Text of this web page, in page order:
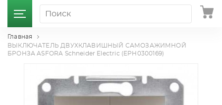
Главная
ВЫКЛЮЧАТЕЛЬ ДВУХКЛАВИШНЫЙ САМОЗАЖИМНОЙ
БРОНЗА ASFORA Schneider Electric (EPH0300169)